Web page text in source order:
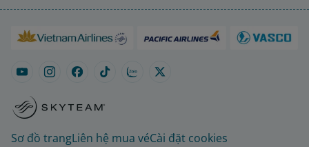
Sơ đồ trangLiên hệ mua véCài đặt cookies